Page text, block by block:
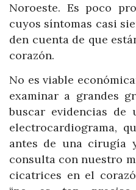
Noroeste. Es poco
cuyos síntomas casi
den cuenta de que
corazón.
No es viable
examinar a grandes
buscar evidencias de
electrocardiograma,
antes de una cirugía
consulta con nuestro
cicatrices en el